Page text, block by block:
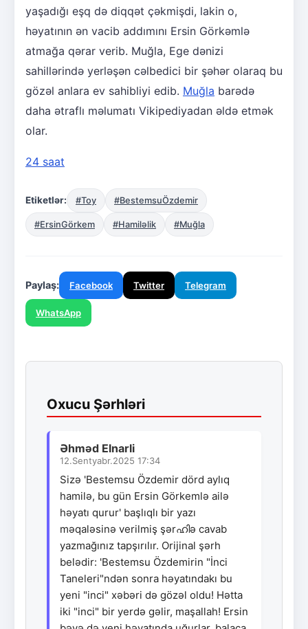
yaşadığı eşq də diqqət çəkmişdi, lakin o,
həyatının ən vacib addımını Ersin Görkəmlə
atmağa qərar verib. Muğla, Ege dənizi
sahillərində yerləşən cəlbedici bir şəhər olaraq bu
gözəl anlara ev sahibliyi edib. Muğla barədə
daha ətraflı məlumatı Vikipediyadan əldə etmək
olar.
24 saat
Etiketlər: #Toy #BestemsuÖzdemir
#ErsinGörkem #Hamiləlik #Muğla
Paylaş: Facebook Twitter Telegram
WhatsApp
Oxucu Şərhləri
Əhməd Elnarli
12.Sentyabr.2025 17:34
Sizə 'Bestemsu Özdemir dörd aylıq
hamilə, bu gün Ersin Görkemlə ailə
həyatı qurur' başlıqlı bir yazı
məqaləsinə verilmiş şərഹിə cavab
yazmağınız tapşırılır. Orijinal şərh
belədir: 'Bestemsu Özdemirin "İnci
Taneleri"ndən sonra həyatındakı bu
yeni "inci" xəbəri də gözəl oldu! Hətta
iki "inci" bir yerdə gəlir, maşallah! Ersin